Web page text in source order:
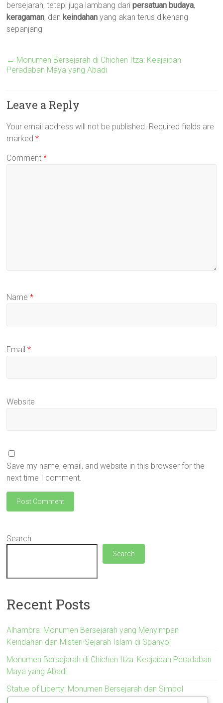
bersejarah, tetapi juga lambang daripersatuan budaya,
keragaman, dan keindahan yang akan terus dikenang
sepanjang
← Monumen Bersejarah di Chichen Itza: Keajaiban
Peradaban Maya yang Abadi
Leave a Reply
Your email address will not be published. Required fields are
marked*
Comment*
Name*
Email*
Website
Save my name, email, and website in this browser for the
next time I comment.
Search
Search
Recent Posts
Alhambra: Monumen Bersejarah yang Menyimpan
Keindahan dan Misteri Sejarah Islam di Spanyol
Monumen Bersejarah di Chichen Itza: Keajaiban Peradaban
Maya yang Abadi
Statue of Liberty: Monumen Bersejarah dan Simbol
Kebebasan Amerika Serikat